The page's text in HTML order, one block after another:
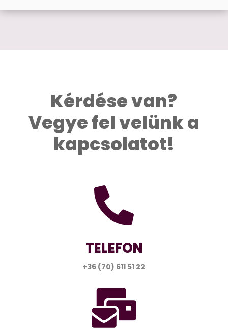
Kérdése van?
Vegye fel velünk a
kapcsolatot!

TELEFON
+36 (70) 611 51 22
